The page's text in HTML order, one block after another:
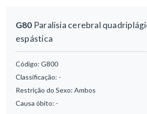
G80Paralisia cerebral
espástica
Código: G800
Classificação: -
Restrição do Sexo: Ambos
Causa óbito: -